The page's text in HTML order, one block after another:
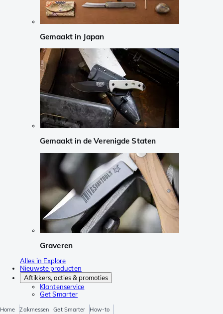
Gemaakt in Japan
Gemaakt in de Verenigde Staten
Graveren
Alles in Explore
Nieuwste producten
Aftikkers, acties & promoties
Klantenservice
Get Smarter
Home Zakmessen Get Smarter How-to